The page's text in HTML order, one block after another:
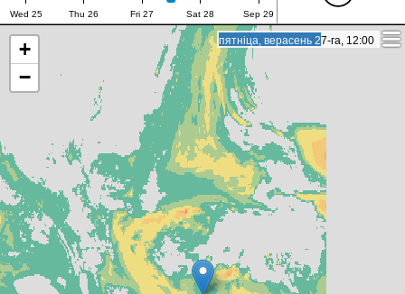
Wed 25 Thu 26 Fri 27 Sat 28 Sep 29
субота, верасень 28-га, 5:00
субота, верасень 28-га, 5:00
+
−